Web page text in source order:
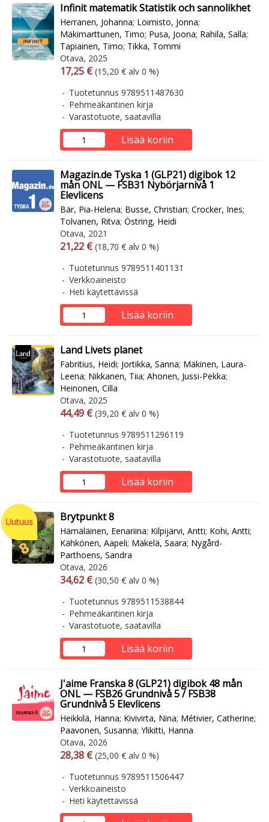
Infinit matematik Statistik och sannolikhet
Herranen, Johanna; Loimisto, Jonna;
Mäkimarttunen, Timo; Pusa, Joona; Rahila, Salla;
Tapiainen, Timo; Tikka, Tommi
Otava, 2025
Arvonlisäverollinen hinta
17,25 € Arvonlisäveroton hinta
(15,20 € alv 0 %)
Tuotetunnus 9789511487630
Pehmeäkantinen kirja
Varastotuote, saatavilla
Lisää koriin
Magazin.de Tyska 1 (GLP21) digibok 12
mån ONL — FSB31 Nybörjarnivå 1
Elevlicens
Bär, Pia-Helena; Busse, Christian; Crocker, Ines;
Tolvanen, Ritva; Östring, Heidi
Otava, 2021
Arvonlisäverollinen hinta
21,22 € Arvonlisäveroton hinta
(18,70 € alv 0 %)
Tuotetunnus 9789511401131
Verkkoaineisto
Heti käytettävissä
Lisää koriin
Land Livets planet
Fabritius, Heidi; Jortikka, Sanna; Mäkinen, Laura-
Leena; Nikkanen, Tiia; Ahonen, Jussi-Pekka;
Heinonen, Cilla
Otava, 2025
Arvonlisäverollinen hinta
44,49 € Arvonlisäveroton hinta
(39,20 € alv 0 %)
Tuotetunnus 9789511296119
Pehmeäkantinen kirja
Varastotuote, saatavilla
Lisää koriin
Uutuus Brytpunkt 8
Hämäläinen, Eenariina; Kilpijärvi, Antti; Kohi, Antti;
Kähkönen, Aapeli; Mäkelä, Saara; Nygård-
Parthoens, Sandra
Otava, 2026
Arvonlisäverollinen hinta
34,62 € Arvonlisäveroton hinta
(30,50 € alv 0 %)
Tuotetunnus 9789511538844
Pehmeäkantinen kirja
Varastotuote, saatavilla
Lisää koriin
J'aime Franska 8 (GLP21) digibok 48 mån
ONL — FSB26 Grundnivå 5 / FSB38
Grundnivå 5 Elevlicens
Heikkilä, Hanna; Kivivirta, Nina; Métivier, Catherine;
Paavonen, Susanna; Ylikitti, Hanna
Otava, 2026
Arvonlisäverollinen hinta
28,38 € Arvonlisäveroton hinta
(25,00 € alv 0 %)
Tuotetunnus 9789511506447
Verkkoaineisto
Heti käytettävissä